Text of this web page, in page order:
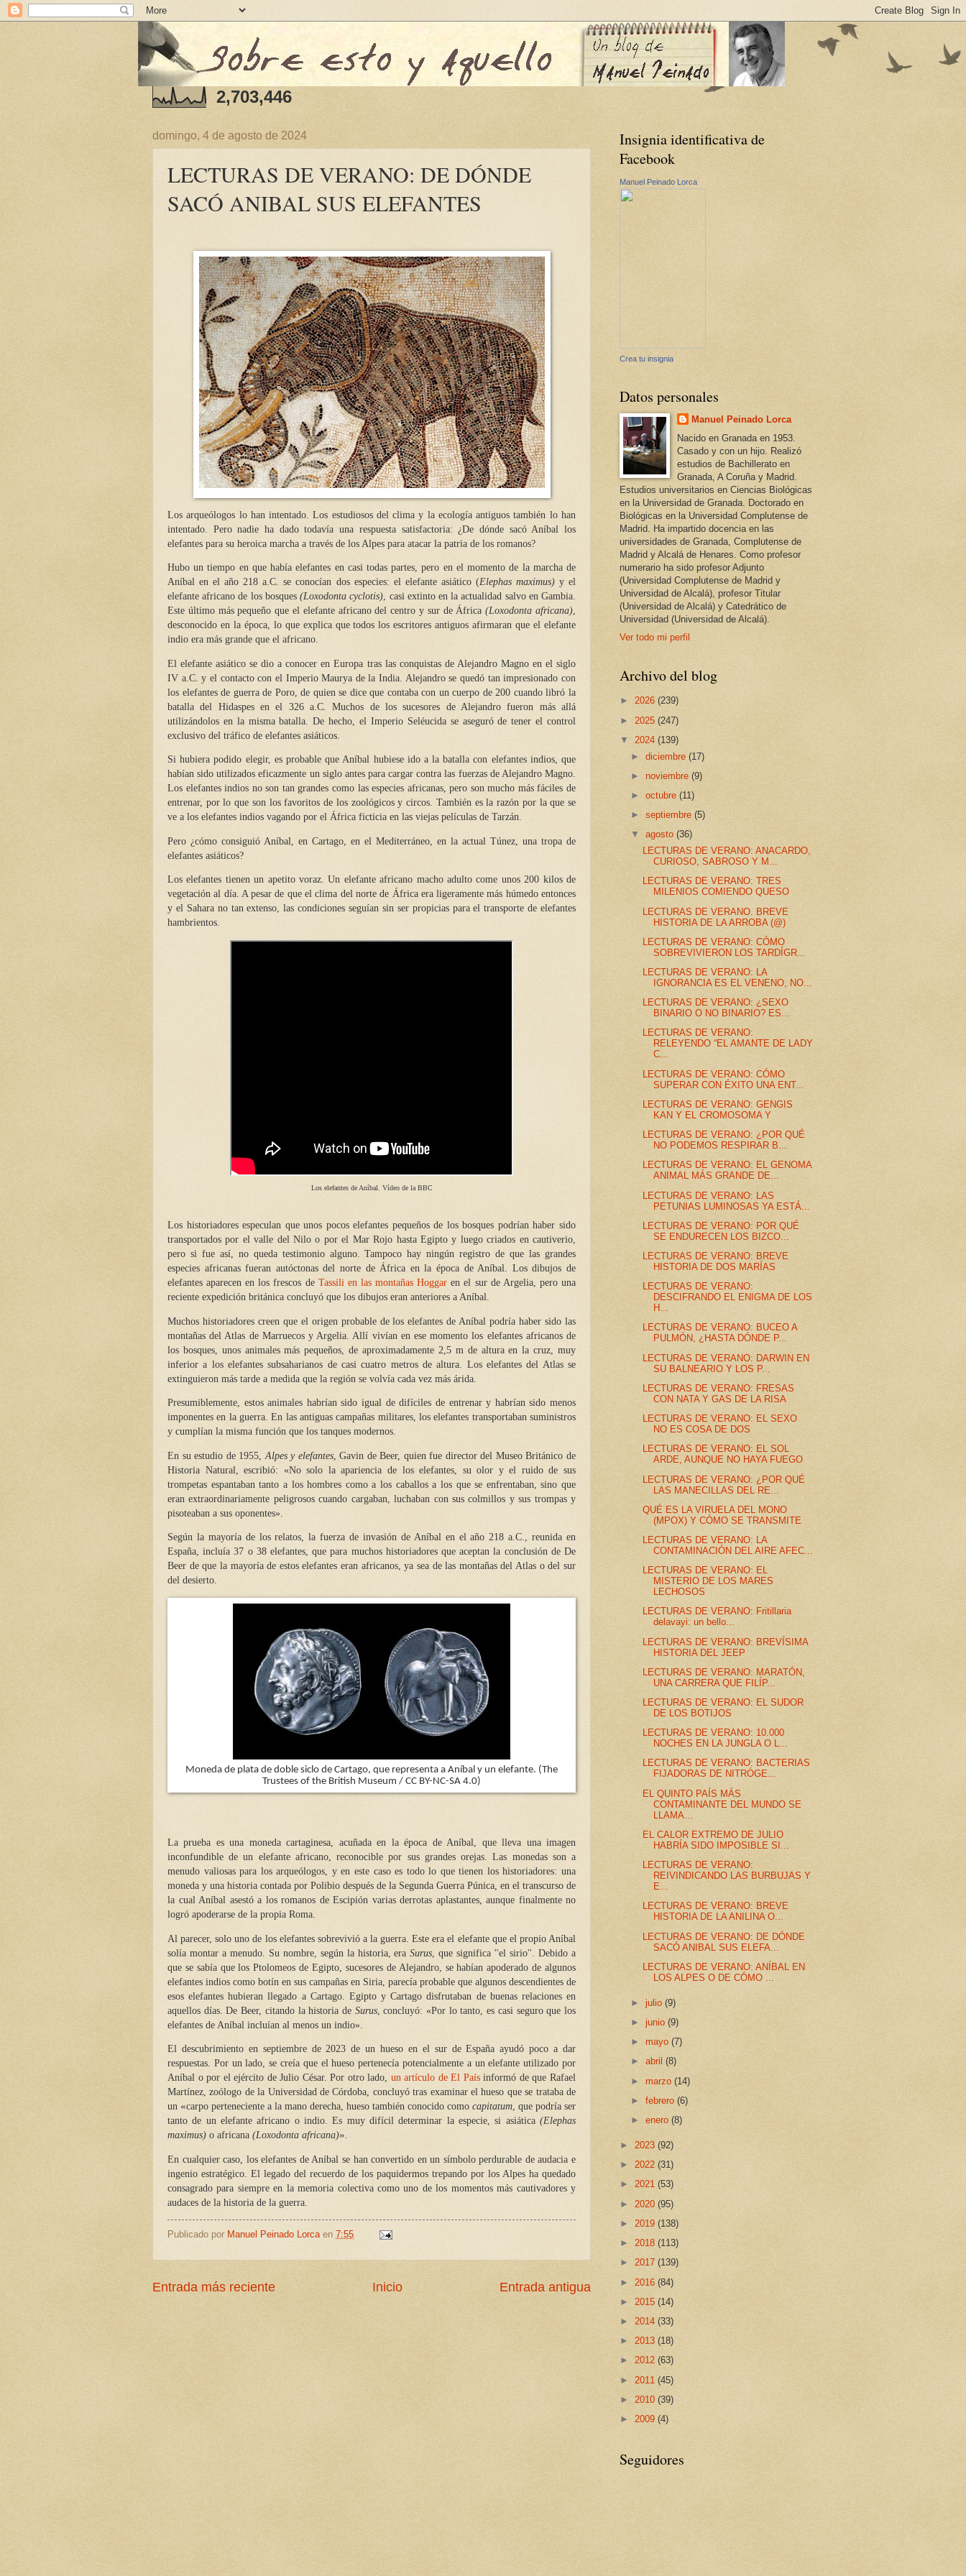
2,703,446
domingo, 4 de agosto de 2024
LECTURAS DE VERANO: DE DÓNDE
SACÓ ANIBAL SUS ELEFANTES
Los arqueólogos lo han intentado. Los estudiosos del clima y la ecología antiguos también lo han
intentado. Pero nadie ha dado todavía una respuesta satisfactoria: ¿De dónde sacó Aníbal los
elefantes para su heroica marcha a través de los Alpes para atacar la patria de los romanos?
Hubo un tiempo en que había elefantes en casi todas partes, pero en el momento de la marcha de
Aníbal en el año 218 a.C. se conocían dos especies: el elefante asiático (Elephas maximus)y el
elefante africano de los bosques(Loxodonta cyclotis), casi extinto en la actualidad salvo en Gambia.
Este último más pequeño que el elefante africano del centro y sur de África(Loxodonta africana),
desconocido en la época, lo que explica que todos los escritores antiguos afirmaran que el elefante
indio era más grande que el africano.
El elefante asiático se dio a conocer en Europa tras las conquistas de Alejandro Magno en el siglo
IV a.C. y el contacto con el Imperio Maurya de la India. Alejandro se quedó tan impresionado con
los elefantes de guerra de Poro, de quien se dice que contaba con un cuerpo de 200 cuando libró la
batalla del Hidaspes en el 326 a.C. Muchos de los sucesores de Alejandro fueron más allá
utilizándolos en la misma batalla. De hecho, el Imperio Seléucida se aseguró de tener el control
exclusivo del tráfico de elefantes asiáticos.
Si hubiera podido elegir, es probable que Aníbal hubiese ido a la batalla con elefantes indios, que
habían sido utilizados eficazmente un siglo antes para cargar contra las fuerzas de Alejandro Magno.
Los elefantes indios no son tan grandes como las especies africanas, pero son mucho más fáciles de
entrenar, por lo que son los favoritos de los zoológicos y circos. También es la razón por la que se
ve a los elefantes indios vagando por el África ficticia en las viejas películas de Tarzán.
Pero ¿cómo consiguió Aníbal, en Cartago, en el Mediterráneo, en la actual Túnez, una tropa de
elefantes asiáticos?
Los elefantes tienen un apetito voraz. Un elefante africano macho adulto come unos 200 kilos de
vegetación al día. A pesar de que el clima del norte de África era ligeramente más húmedo entonces
y el Sahara no tan extenso, las condiciones seguían sin ser propicias para el transporte de elefantes
hambrientos.
Los elefantes de Aníbal. Vídeo de la BBC
Los historiadores especulan que unos pocos elefantes pequeños de los bosques podrían haber sido
transportados por el valle del Nilo o por el Mar Rojo hasta Egipto y luego criados en cautiverio,
pero si fue así, no queda testimonio alguno. Tampoco hay ningún registro de que las grandes
especies africanas fueran autóctonas del norte de África en la época de Aníbal. Los dibujos de
elefantes aparecen en los frescos de Tassili en las montañas Hoggar en el sur de Argelia, pero una
reciente expedición británica concluyó que los dibujos eran anteriores a Aníbal.
Muchos historiadores creen que el origen probable de los elefantes de Aníbal podría haber sido las
montañas del Atlas de Marruecos y Argelia. Allí vivían en ese momento los elefantes africanos de
los bosques, unos animales más pequeños, de aproximadamente 2,5 m de altura en la cruz, muy
inferior a los elefantes subsaharianos de casi cuatro metros de altura. Los elefantes del Atlas se
extinguieron más tarde a medida que la región se volvía cada vez más árida.
Presumiblemente, estos animales habrían sido igual de difíciles de entrenar y habrían sido menos
imponentes en la guerra. En las antiguas campañas militares, los elefantes transportaban suministros
y cumplían la misma función que los tanques modernos.
En su estudio de 1955, Alpes y elefantes, Gavin de Beer, quien fue director del Museo Británico de
Historia Natural, escribió: «No solo la apariencia de los elefantes, su olor y el ruido de sus
trompetas espantaban tanto a los hombres como a los caballos a los que se enfrentaban, sino que
eran extraordinariamente peligrosos cuando cargaban, luchaban con sus colmillos y sus trompas y
pisoteaban a sus oponentes»
Según la mayoría de los relatos, la fuerza de invasión de Aníbal en el año 218 a.C., reunida en
España, incluía 37 o 38 elefantes, que para muchos historiadores que aceptan la conclusión de De
Beer de que la mayoría de estos elefantes eran africanos, ya sea de las montañas del Atlas o del sur
del desierto.
Moneda de plata de doble siclo de Cartago, que representa a Aníbal y un elefante. (The
Trustees of the British Museum / CC BY-NC-SA 4.0)
La prueba es una moneda cartaginesa, acuñada en la época de Aníbal, que lleva una imagen
inconfundible de un elefante africano, reconocible por sus grandes orejas. Las monedas son a
menudo valiosas para los arqueólogos, y en este caso es todo lo que tienen los historiadores: una
moneda y una historia contada por Polibio después de la Segunda Guerra Púnica, en el transcurso de
la cual Aníbal asestó a los romanos de Escipión varias derrotas aplastantes, aunque finalmente no
logró apoderarse de la propia Roma.
Al parecer, solo uno de los elefantes sobrevivió a la guerra. Este era el elefante que el propio Aníbal
solía montar a menudo. Su nombre, según la historia, eraSurus , que significa ''el sirio''. Debido a
que se sabía que los Ptolomeos de Egipto, sucesores de Alejandro, se habían apoderado de algunos
elefantes indios como botín en sus campañas en Siria, parecía probable que algunos descendientes de
esos elefantes hubieran llegado a Cartago. Egipto y Cartago disfrutaban de buenas relaciones en
aquellos días. De Beer, citando la historia de Surus, concluyó:«Por lo tanto, es casi seguro que los
elefantes de Aníbal incluían al menos un indio»
El descubrimiento en septiembre de 2023 de un hueso en el sur de España ayudó poco a dar
respuestas. Por un lado, se creía que el hueso pertenecía potencialmente a un elefante utilizado por
Aníbal o por el ejército de Julio César. Por otro lado, un artículo de El Paísinformó de que Rafael
Martínez, zoólogo de la Universidad de Córdoba, concluyó tras examinar el hueso que se trataba de
un «carpo perteneciente a la mano derecha, hueso también conocido como capitatum, que podría ser
tanto de un elefante africano o indio. Es muy difícil determinar la especie, si asiática (Elephas
maximus) o africana (Loxodonta africana)».
En cualquier caso, los elefantes de Aníbal se han convertido en un símbolo perdurable de audacia e
ingenio estratégico. El legado del recuerdo de los paquidermos trepando por los Alpes ha quedado
consagrado para siempre en la memoria colectiva como uno de los momentos más cautivadores y
audaces de la historia de la guerra.
Publicado por Manuel Peinado Lorca en 7:55
Entrada más reciente Entrada antigua
Inicio
Insignia identificativa de
Facebook
Manuel Peinado Lorca
Crea tu insignia
Datos personales
Manuel Peinado Lorca
Nacido en Granada en 1953.
Casado y con un hijo. Realizó
estudios de Bachillerato en
Granada, A Coruña y Madrid.
Estudios universitarios en Ciencias Biológicas
en la Universidad de Granada. Doctorado en
Biológicas en la Universidad Complutense de
Madrid. Ha impartido docencia en las
universidades de Granada, Complutense de
Madrid y Alcalá de Henares. Como profesor
numerario ha sido profesor Adjunto
(Universidad Complutense de Madrid y
Universidad de Alcalá), profesor Titular
(Universidad de Alcalá) y Catedrático de
Universidad (Universidad de Alcalá).
Ver todo mi perfil
Archivo del blog
► 2026 (239)
► 2025 (247)
▼ 2024 (139)
►diciembre(17)
►noviembre(9)
►octubre(11)
►septiembre(5)
▼agosto(36)
LECTURAS DE VERANO: ANACARDO,
CURIOSO, SABROSO Y M...
LECTURAS DE VERANO: TRES
MILENIOS COMIENDO QUESO
LECTURAS DE VERANO. BREVE
HISTORIA DE LA ARROBA (@)
LECTURAS DE VERANO: CÓMO
SOBREVIVIERON LOS TARDÍGR...
LECTURAS DE VERANO: LA
IGNORANCIA ES EL VENENO, NO...
LECTURAS DE VERANO: ¿SEXO
BINARIO O NO BINARIO? ES...
LECTURAS DE VERANO:
RELEYENDO “EL AMANTE DE LADY
C...
LECTURAS DE VERANO: CÓMO
SUPERAR CON ÉXITO UNA ENT...
LECTURAS DE VERANO: GENGIS
KAN Y EL CROMOSOMA Y
LECTURAS DE VERANO: ¿POR QUÉ
NO PODEMOS RESPIRAR B...
LECTURAS DE VERANO: EL GENOMA
ANIMAL MÁS GRANDE DE...
LECTURAS DE VERANO: LAS
PETUNIAS LUMINOSAS YA ESTÁ...
LECTURAS DE VERANO: POR QUÉ
SE ENDURECEN LOS BIZCO...
LECTURAS DE VERANO: BREVE
HISTORIA DE DOS MARÍAS
LECTURAS DE VERANO:
DESCIFRANDO EL ENIGMA DE LOS
H...
LECTURAS DE VERANO: BUCEO A
PULMÓN, ¿HASTA DÓNDE P...
LECTURAS DE VERANO: DARWIN EN
SU BALNEARIO Y LOS P...
LECTURAS DE VERANO: FRESAS
CON NATA Y GAS DE LA RISA
LECTURAS DE VERANO: EL SEXO
NO ES COSA DE DOS
LECTURAS DE VERANO: EL SOL
ARDE, AUNQUE NO HAYA FUEGO
LECTURAS DE VERANO: ¿POR QUÉ
LAS MANECILLAS DEL RE...
QUÉ ES LA VIRUELA DEL MONO
(MPOX) Y CÓMO SE TRANSMITE
LECTURAS DE VERANO: LA
CONTAMINACIÓN DEL AIRE AFEC...
LECTURAS DE VERANO: EL
MISTERIO DE LOS MARES
LECHOSOS
LECTURAS DE VERANO: Fritillaria
delavayi: un bello...
LECTURAS DE VERANO: BREVÍSIMA
HISTORIA DEL JEEP
LECTURAS DE VERANO: MARATÓN,
UNA CARRERA QUE FILÍP...
LECTURAS DE VERANO: EL SUDOR
DE LOS BOTIJOS
LECTURAS DE VERANO: 10.000
NOCHES EN LA JUNGLA O L...
LECTURAS DE VERANO: BACTERIAS
FIJADORAS DE NITRÓGE...
EL QUINTO PAÍS MÁS
CONTAMINANTE DEL MUNDO SE
LLAMA...
EL CALOR EXTREMO DE JULIO
HABRÍA SIDO IMPOSIBLE SI...
LECTURAS DE VERANO:
REIVINDICANDO LAS BURBUJAS Y
E...
LECTURAS DE VERANO: BREVE
HISTORIA DE LA ANILINA O...
LECTURAS DE VERANO: DE DÓNDE
SACÓ ANIBAL SUS ELEFA...
LECTURAS DE VERANO: ANÍBAL EN
LOS ALPES O DE CÓMO ...
►julio(9)
►junio(9)
►mayo(7)
►abril(8)
►marzo(14)
►febrero(6)
►enero(8)
► 2023 (92)
► 2022 (31)
► 2021 (53)
► 2020 (95)
► 2019 (138)
► 2018 (113)
► 2017 (139)
► 2016 (84)
► 2015 (14)
► 2014 (33)
► 2013 (18)
► 2012 (63)
► 2011 (45)
► 2010 (39)
► 2009 (4)
Seguidores